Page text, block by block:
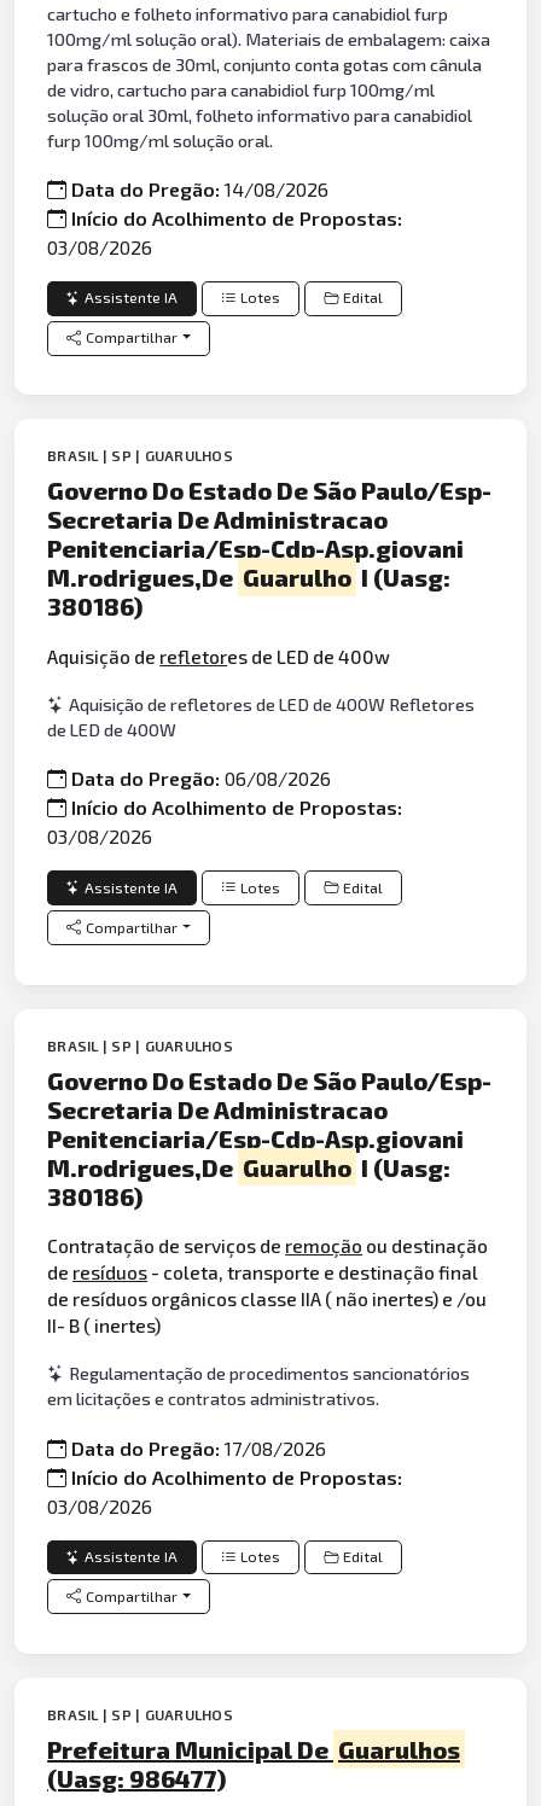
cartucho e folheto informativo para canabidiol furp
100mg/ml solução oral). Materiais de embalagem: caixa
para frascos de 30ml, conjunto conta gotas com cânula
de vidro, cartucho para canabidiol furp 100mg/ml
solução oral 30ml, folheto informativo para canabidiol
furp 100mg/ml solução oral.
Data do Pregão:14/08/2026
Início do Acolhimento de Propostas:
03/08/2026
Assistente IA Lotes Edital
Compartilhar
BRASIL | SP | GUARULHOS
Governo Do Estado De São Paulo/Esp-
Secretaria De Administracao
Penitenciaria/Esp-Cdp-Asp.giovani
M.rodrigues,De Guarulho I (Uasg:
380186)
Aquisição de refletores de LED de 400w
Aquisição de refletores de LED de 400W Refletores
de LED de 400W
Data do Pregão:06/08/2026
Início do Acolhimento de Propostas:
03/08/2026
Assistente IA Lotes Edital
Compartilhar
BRASIL | SP | GUARULHOS
Governo Do Estado De São Paulo/Esp-
Secretaria De Administracao
Penitenciaria/Esp-Cdp-Asp.giovani
M.rodrigues,De Guarulho I (Uasg:
380186)
Contratação de serviços de remoção ou destinação
de resíduos - coleta, transporte e destinação final
de resíduos orgânicos classe IIA ( não inertes) e /ou
II- B ( inertes)
Regulamentação de procedimentos sancionatórios
em licitações e contratos administrativos.
Data do Pregão:17/08/2026
Início do Acolhimento de Propostas:
03/08/2026
Assistente IA Lotes Edital
Compartilhar
BRASIL | SP | GUARULHOS
Prefeitura Municipal De Guarulhos
(Uasg: 986477)